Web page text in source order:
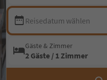
Reisedatum wählen
Gäste & Zimmer
2 Gäste / 1 Zimmer